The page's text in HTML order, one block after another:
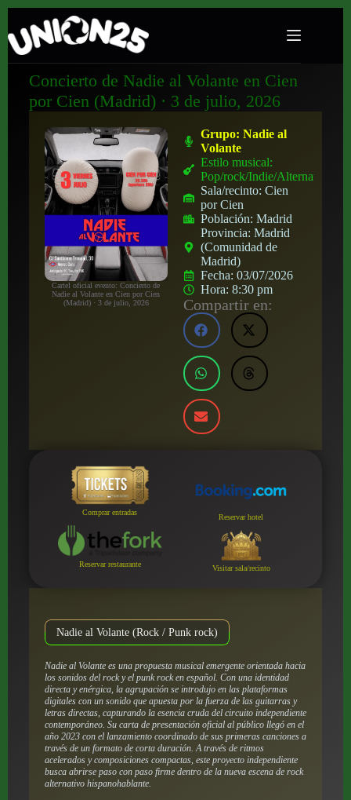
Concierto de Nadie al Volante en Cien
por Cien (Madrid) · 3 de julio, 2026
Cartel oficial evento: Concierto de
Nadie al Volante en Cien por Cien
(Madrid) · 3 de julio, 2026
Grupo:Nadie al
Volante
Estilo musical:
Pop/rock/Indie/Alternativo
Sala/recinto:Cien
por Cien
Población:Madrid
Provincia:Madrid
(Comunidad de
Madrid)
Fecha:03/07/2026
Hora:8:30 pm
Compartir en:
Comprar entradas
Reservar hotel
Reservar restaurante Visitar sala/recinto
Nadie al Volante (Rock / Punk rock)
Nadie al Volante es una propuesta musical emergente orientada hacia
los sonidos del rock y el punk rock en español. Con una identidad
directa y enérgica, la agrupación se introdujo en las plataformas
digitales con un sonido que apuesta por la fuerza de las guitarras y
letras directas, capturando la esencia cruda del circuito independiente
contemporáneo. Su carta de presentación oficial al público llegó en el
año 2023 con el lanzamiento coordinado de sus primeras canciones a
través de un formato de corta duración. A través de ritmos
acelerados y composiciones compactas, este proyecto independiente
busca abrirse paso con paso firme dentro de la nueva escena de rock
alternativo hispanohablante.